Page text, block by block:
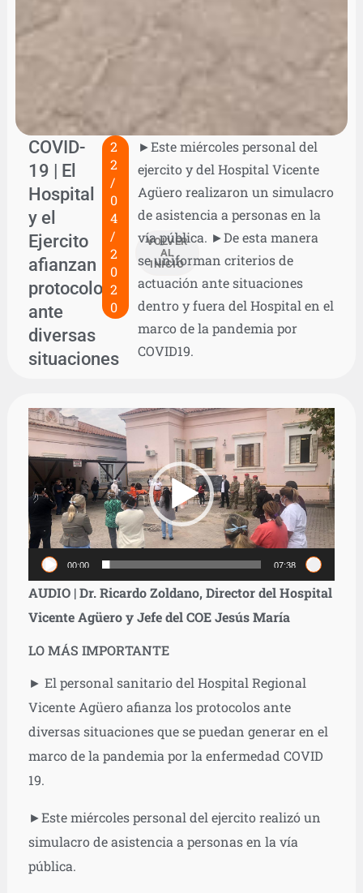
COVID-
19 | El
Hospital
y el
Ejercito
afianzan
protocolos
ante
diversas
situaciones
2
2
/
0
4
/
2
0
2
0
VOLVER
AL
INICIO
►Este miércoles personal del
ejercito y del Hospital Vicente
Agüero realizaron un simulacro
de asistencia a personas en la
vía pública. ►De esta manera
se uniforman criterios de
actuación ante situaciones
dentro y fuera del Hospital en el
marco de la pandemia por
COVID19.
Reproductor
de
vídeo
00:00 07:38
AUDIO | Dr. Ricardo Zoldano, Director del Hospital
Vicente Agüero y Jefe del COE Jesús María
LO MÁS IMPORTANTE
► El personal sanitario del Hospital Regional
Vicente Agüero afianza los protocolos ante
diversas situaciones que se puedan generar en el
marco de la pandemia por la enfermedad COVID
19.
►Este miércoles personal del ejercito realizó un
simulacro de asistencia a personas en la vía
pública.